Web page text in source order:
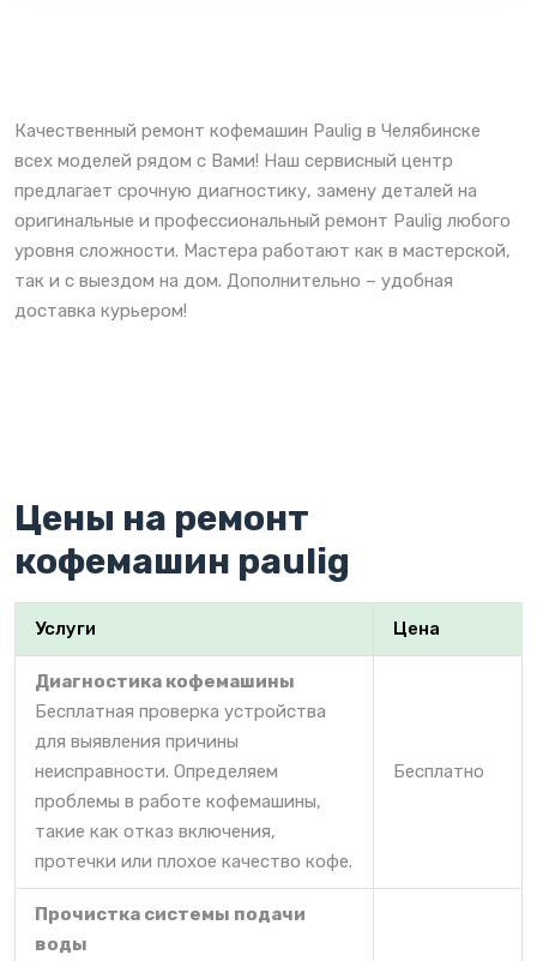
Качественный ремонт кофемашин Paulig в Челябинске
всех моделей рядом с Вами! Наш сервисный центр
предлагает срочную диагностику, замену деталей на
оригинальные и профессиональный ремонт Paulig любого
уровня сложности. Мастера работают как в мастерской,
так и с выездом на дом. Дополнительно – удобная
доставка курьером!
Цены на ремонт
кофемашин paulig
Услуги Цена
Диагностика кофемашины
Бесплатная проверка устройства
для выявления причины
неисправности. Определяем
проблемы в работе кофемашины,
такие как отказ включения,
протечки или плохое качество кофе.
Бесплатно
Прочистка системы подачи
воды